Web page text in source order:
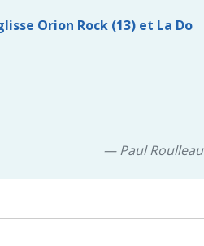
Orion Rock (13) et La Do
— Paul Roulleau